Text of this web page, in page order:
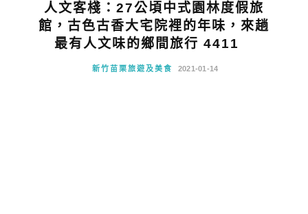
人文客棧：27公頃中式園林度假旅
館，古色古香大宅院裡的年味，來趟
最有人文味的鄉間旅行 4411
新竹苗栗旅遊及美食 2021-01-14